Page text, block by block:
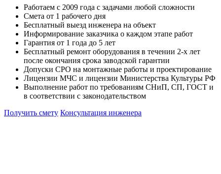
Работаем с 2009 года с задачами любой сложности
Смета от 1 рабочего дня
Бесплатный выезд инженера на объект
Информирование заказчика о каждом этапе работ
Гарантия от 1 года до 5 лет
Бесплатный ремонт оборудования в течении 2-х лет
после окончания срока заводской гарантии
Допуски СРО на монтажные работы и проектирование
Лицензии МЧС и лицензии Министерства Культуры РФ
Выполнение работ по требованиям СНиП, СП, ГОСТ и
в соответствии с законодательством
Получить смету Консультация инженера